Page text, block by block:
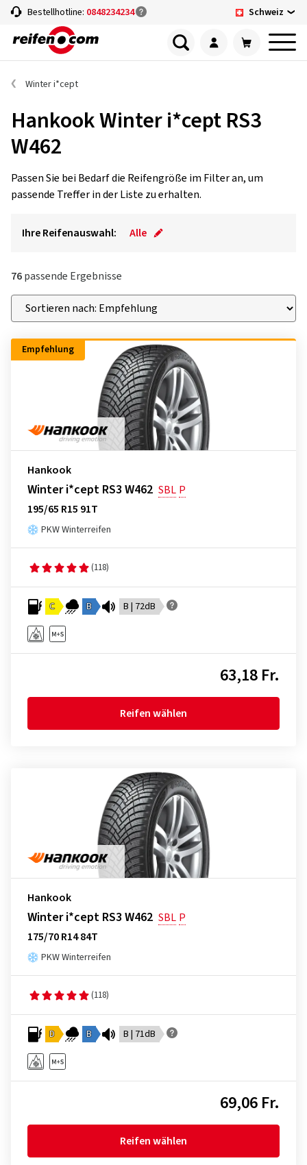
Bestellhotline: 0848234234 Schweiz
Winter i*cept
Hankook Winter i*cept RS3
W462
Passen Sie bei Bedarf die Reifengröße im Filter an, um
passende Treffer in der Liste zu erhalten.
Ihre Reifenauswahl: Alle
76passende Ergebnisse
Empfehlung
Hankook
Winter i*cept RS3 W462 SBL P
195/65 R15 91T
PKW Winterreifen
(118)
C B B | 72dB
63,18 Fr.
Reifen wählen
Hankook
Winter i*cept RS3 W462 SBL P
175/70 R14 84T
PKW Winterreifen
(118)
D B B | 71dB
69,06 Fr.
Reifen wählen